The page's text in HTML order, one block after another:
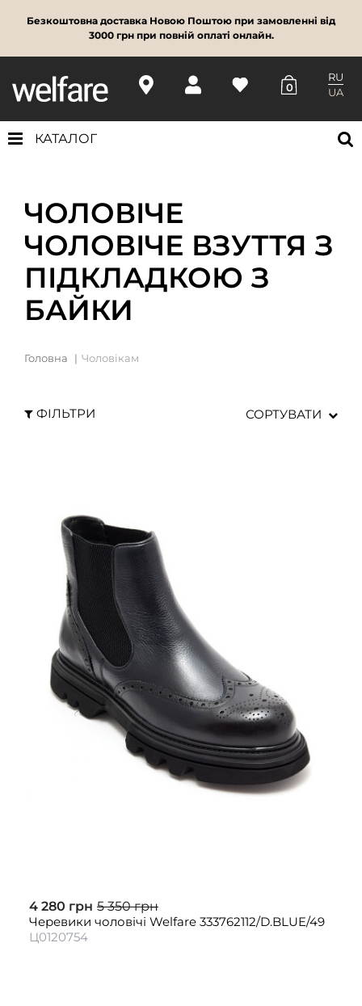
Безкоштовна доставка Новою Поштою при замовленні від
3000 грн при повній оплаті онлайн.
0
RU
UA
КАТАЛОГ
ЧОЛОВІЧЕ
ЧОЛОВІЧЕ ВЗУТТЯ З
ПІДКЛАДКОЮ З
БАЙКИ
Головна Чоловікам
ФІЛЬТРИ СОРТУВАТИ
4 280 грн 5 350 грн
Черевики чоловічі Welfare 333762112/D.BLUE/49
Ц0120754